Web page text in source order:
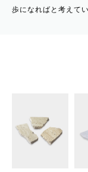
歩になればと考えてい